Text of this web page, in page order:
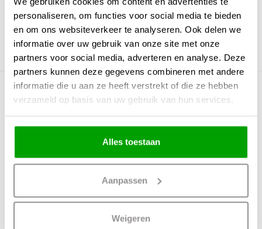
personaliseren, om functies voor social media te bieden
en om ons websiteverkeer te analyseren. Ook delen we
informatie over uw gebruik van onze site met onze
partners voor social media, adverteren en analyse. Deze
partners kunnen deze gegevens combineren met andere
informatie die u aan ze heeft verstrekt of die ze hebben
verzameld op basis van uw gebruik van hun services.
Alles toestaan
Aanpassen
Weigeren
Incl. Snoer & Stekker
Dimbaar Ja
Meer producten uit deze serie